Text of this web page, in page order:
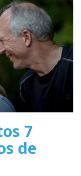
7
de